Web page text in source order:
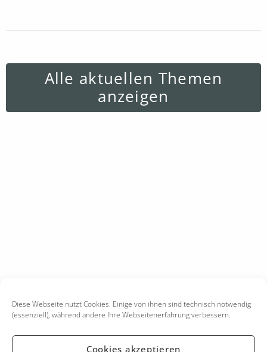
Diese Webseite nutzt Cookies. Einige von ihnen sind technisch notwendig
(essenziell), während andere Ihre Webseitenerfahrung verbessern.
Cookies akzeptieren
Alle aktuellen Themen
anzeigen